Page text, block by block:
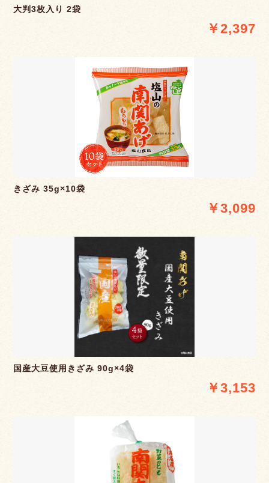
大判3枚入り 2袋
￥2,397
きざみ 35g×10袋
￥3,099
国産大豆使用きざみ 90g×4袋
￥3,153